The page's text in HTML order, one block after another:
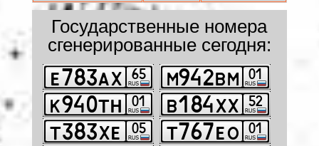
Государственные номера
сгенерированные сегодня: